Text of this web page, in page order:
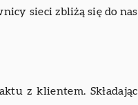
sieci zbliżą się do nas
z klientem. Składając